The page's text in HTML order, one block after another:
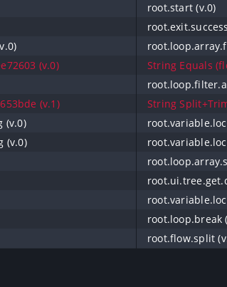
root.start (v.0)
(v.0) String Equals
(v.1) String
(v.0)
(v.0)
root.loop.break
root.flow.split